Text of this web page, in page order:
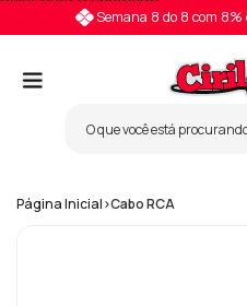
Semana 8 do 8 com
Página Inicial>Cabo RCA